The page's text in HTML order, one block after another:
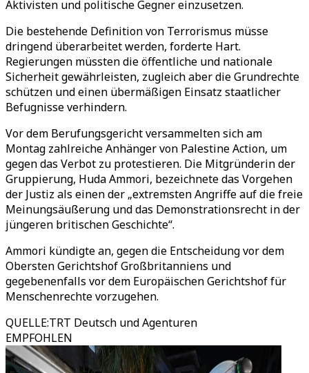
Aktivisten und politische Gegner einzusetzen.
Die bestehende Definition von Terrorismus müsse
dringend überarbeitet werden, forderte Hart.
Regierungen müssten die öffentliche und nationale
Sicherheit gewährleisten, zugleich aber die Grundrechte
schützen und einen übermäßigen Einsatz staatlicher
Befugnisse verhindern.
Vor dem Berufungsgericht versammelten sich am
Montag zahlreiche Anhänger von Palestine Action, um
gegen das Verbot zu protestieren. Die Mitgründerin der
Gruppierung, Huda Ammori, bezeichnete das Vorgehen
der Justiz als einen der „extremsten Angriffe auf die freie
Meinungsäußerung und das Demonstrationsrecht in der
jüngeren britischen Geschichte“.
Ammori kündigte an, gegen die Entscheidung vor dem
Obersten Gerichtshof Großbritanniens und
gegebenenfalls vor dem Europäischen Gerichtshof für
Menschenrechte vorzugehen.
QUELLE:TRT Deutsch und Agenturen
EMPFOHLEN